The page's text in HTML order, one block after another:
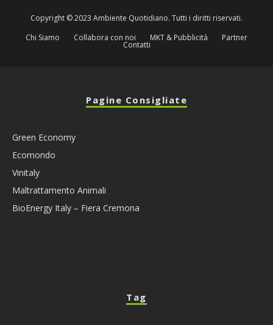
Copyright © 2023 Ambiente Quotidiano. Tutti i diritti riservati.
Chi Siamo
Collabora con noi MKT & Pubblicità Partner
Contatti
Pagine Consigliate
Green Economy
Ecomondo
Vinitaly
Maltrattamento Animali
BioEnergy Italy – Fiera Cremona
Tag